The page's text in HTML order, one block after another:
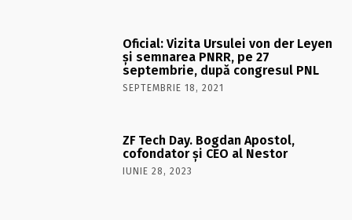
Oficial: Vizita Ursulei von der Leyen
și semnarea PNRR, pe 27
septembrie, după congresul PNL
SEPTEMBRIE 18, 2021
ZF Tech Day. Bogdan Apostol,
cofondator şi CEO al Nestor
IUNIE 28, 2023